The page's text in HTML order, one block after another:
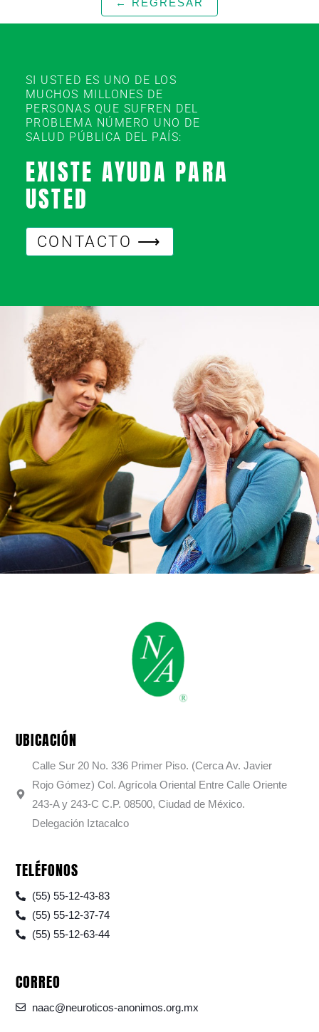
SI USTED ES UNO DE LOS
MUCHOS MILLONES DE
PERSONAS QUE SUFREN DEL
PROBLEMA NÚMERO UNO DE
SALUD PÚBLICA DEL PAÍS:
EXISTE AYUDA PARA
USTED
CONTACTO ⟶
UBICACIÓN
Calle Sur 20 No. 336 Primer Piso. (Cerca Av. Javier
Rojo Gómez) Col. Agrícola Oriental Entre Calle Oriente
243-A y 243-C C.P. 08500, Ciudad de México.
Delegación Iztacalco
TELÉFONOS
(55) 55-12-43-83
(55) 55-12-37-74
(55) 55-12-63-44
CORREO
naac@neuroticos-anonimos.org.mx